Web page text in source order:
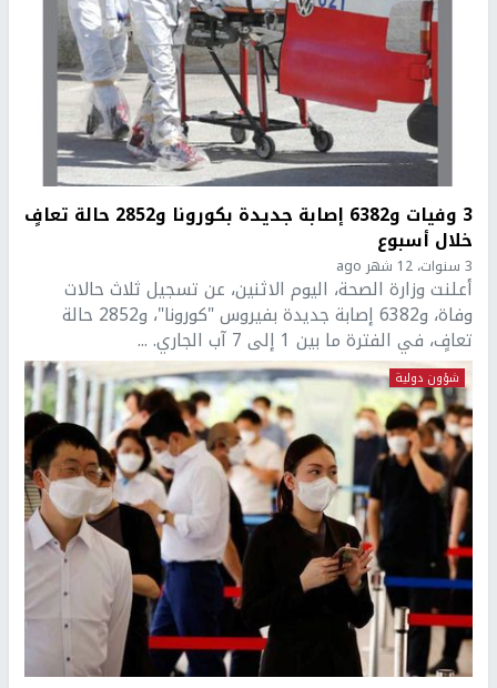
3 وفيات و6382 إصابة جديدة بكورونا و2852 حالة تعافٍ
خلال أسبوع
3 سنوات، 12 شهر ago
أعلنت وزارة الصحة، اليوم الاثنين، عن تسجيل ثلاث حالات
وفاة، و6382 إصابة جديدة بفيروس "كورونا"، و2852 حالة
تعافٍ، في الفترة ما بين 1 إلى 7 آب الجاري. ...
شؤون دولية